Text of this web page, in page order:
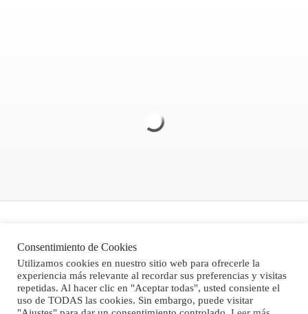
Aviso legal
Condiciones Generales de Venta
Consentimiento de Cookies
Utilizamos cookies en nuestro sitio web para ofrecerle la
experiencia más relevante al recordar sus preferencias y visitas
repetidas. Al hacer clic en "Aceptar todas", usted consiente el
uso de TODAS las cookies. Sin embargo, puede visitar